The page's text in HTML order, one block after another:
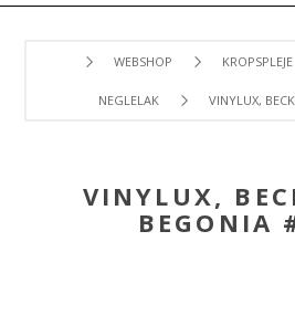
WEBSHOP KROPSPLEJE
NEGLELAK VINYLUX,
VINYLUX,
BEGONIA